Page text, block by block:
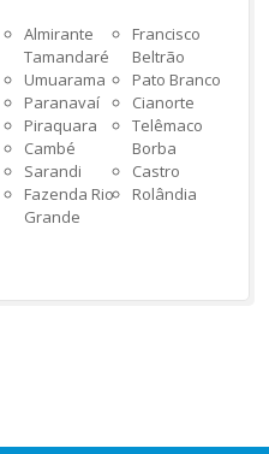
Almirante
Tamandaré
Umuarama
Paranavaí
Piraquara
Cambé
Sarandi
Fazenda Rio
Grande
Francisco
Beltrão
Pato Branco
Cianorte
Telêmaco
Borba
Castro
Rolândia